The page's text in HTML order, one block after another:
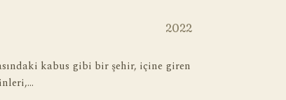
2022
kabus gibi bir şehir, içine giren